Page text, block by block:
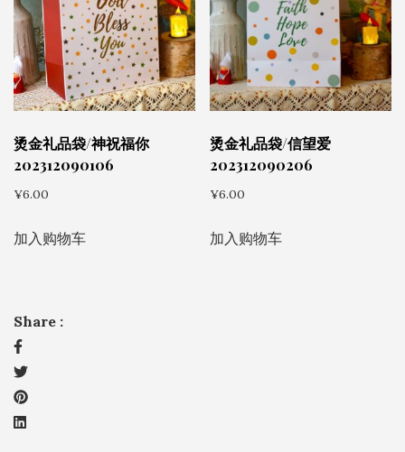
变
体。
可
在
产
品
页
选
烫金礼品袋/神祝福你
202312090106
¥6.00
加入购物车
烫金礼品袋/信望爱
202312090206
¥6.00
加入购物车
Share :